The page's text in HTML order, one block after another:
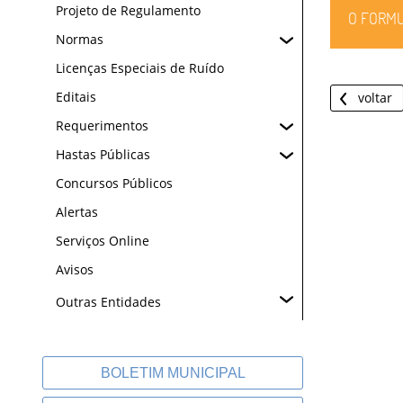
Projeto de Regulamento
Normas
Licenças Especiais de Ruído
Editais
Requerimentos
Hastas Públicas
Concursos Públicos
Alertas
Serviços Online
Avisos
Outras Entidades
BOLETIM MUNICIPAL
O
voltar